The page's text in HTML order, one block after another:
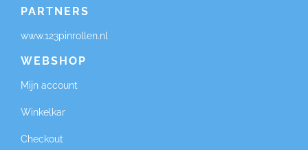
PARTNERS
www.123pinrollen.nl
WEBSHOP
Mijn account
Winkelkar
Checkout